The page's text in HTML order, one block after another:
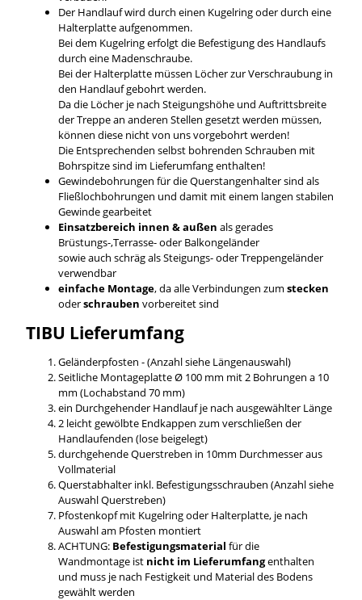
Der Handlauf wird durch einen Kugelring oder durch eine
Halterplatte aufgenommen.
Bei dem Kugelring erfolgt die Befestigung des Handlaufs
durch eine Madenschraube.
Bei der Halterplatte müssen Löcher zur Verschraubung in
den Handlauf gebohrt werden.
Da die Löcher je nach Steigungshöhe und Auftrittsbreite
der Treppe an anderen Stellen gesetzt werden müssen,
können diese nicht von uns vorgebohrt werden!
Die Entsprechenden selbst bohrenden Schrauben mit
Bohrspitze sind im Lieferumfang enthalten!
Gewindebohrungen für die Querstangenhalter sind als
Fließlochbohrungen und damit mit einem langen stabilen
Gewinde gearbeitet
Einsatzbereich innen & außen als gerades
Brüstungs-,Terrasse- oder Balkongeländer
sowie auch schräg als Steigungs- oder Treppengeländer
verwendbar
einfache Montage, da alle Verbindungen zum stecken
oderschrauben vorbereitet sind
TIBU Lieferumfang
Geländerpfosten - (Anzahl siehe Längenauswahl)
Seitliche Montageplatte Ø 100 mm mit 2 Bohrungen a 10
mm (Lochabstand 70 mm)
ein Durchgehender Handlauf je nach ausgewählter Länge
2 leicht gewölbte Endkappen zum verschließen der
Handlaufenden (lose beigelegt)
durchgehende Querstreben in 10mm Durchmesser aus
Vollmaterial
Querstabhalter inkl. Befestigungsschrauben (Anzahl siehe
Auswahl Querstreben)
Pfostenkopf mit Kugelring oder Halterplatte, je nach
Auswahl am Pfosten montiert
ACHTUNG:Befestigungsmaterial für die
Wandmontage ist nicht im Lieferumfangenthalten
und muss je nach Festigkeit und Material des Bodens
gewählt werden